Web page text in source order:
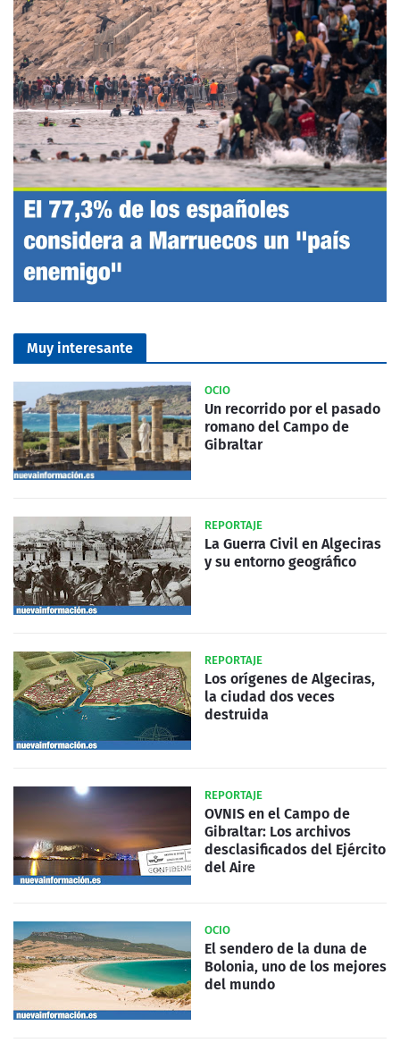
Muy interesante
OCIO
Un recorrido por el pasado
romano del Campo de
Gibraltar
REPORTAJE
La Guerra Civil en Algeciras
y su entorno geográfico
REPORTAJE
Los orígenes de Algeciras,
la ciudad dos veces
destruida
REPORTAJE
OVNIS en el Campo de
Gibraltar: Los archivos
desclasificados del Ejército
del Aire
OCIO
El sendero de la duna de
Bolonia, uno de los mejores
del mundo